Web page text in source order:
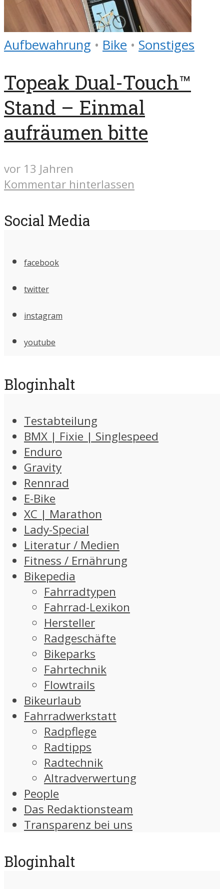
Aufbewahrung • Bike • Sonstiges
Topeak Dual-Touch™
Stand – Einmal
aufräumen bitte
vor 13 Jahren
Kommentar hinterlassen
Social Media
facebook
twitter
instagram
youtube
Bloginhalt
Testabteilung
BMX | Fixie | Singlespeed
Enduro
Gravity
Rennrad
E-Bike
XC | Marathon
Lady-Special
Literatur / Medien
Fitness / Ernährung
Bikepedia
Fahrradtypen
Fahrrad-Lexikon
Hersteller
Radgeschäfte
Bikeparks
Fahrtechnik
Flowtrails
Bikeurlaub
Fahrradwerkstatt
Radpflege
Radtipps
Radtechnik
Altradverwertung
People
Das Redaktionsteam
Transparenz bei uns
Bloginhalt